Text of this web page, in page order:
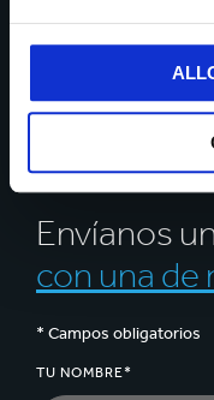
retos
Envíanos
con una de
* Campos obligatorios
TU NOMBRE*